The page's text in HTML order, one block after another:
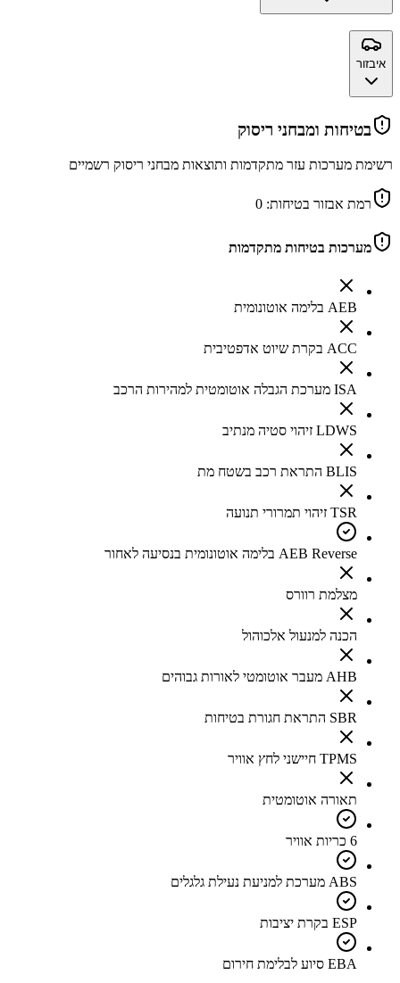
איבזור
בטיחות ומבחני ריסוק
רשימת מערכות עזר מתקדמות ותוצאות מבחני ריסוק רשמיים
רמת אבזור בטיחות: 0
מערכות בטיחות מתקדמות
AEB בלימה אוטונומית
ACC בקרת שיוט אדפטיבית
ISA מערכת הגבלה אוטומטית למהירות הרכב
LDWS זיהוי סטיה מנתיב
BLIS התראת רכב בשטח מת
TSR זיהוי תמרורי תנועה
AEB Reverse בלימה אוטונומית בנסיעה לאחור
מצלמת רוורס
הכנה למנעול אלכוהול
AHB מעבר אוטומטי לאורות גבוהים
SBR התראת חגורת בטיחות
TPMS חיישני לחץ אוויר
תאורה אוטומטית
6 כריות אוויר
ABS מערכת למניעת נעילת גלגלים
ESP בקרת יציבות
EBA סיוע לבלימת חירום